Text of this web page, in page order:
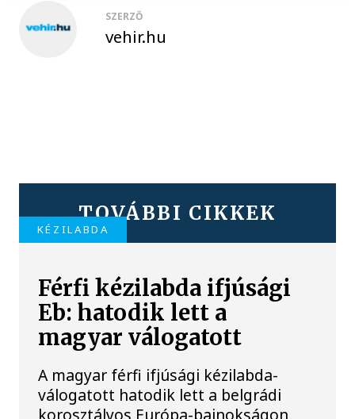
SZERZŐ
vehir.hu
TOVÁBBI CIKKEK
KÉZILABDA
Férfi kézilabda ifjúsági
Eb: hatodik lett a
magyar válogatott
A magyar férfi ifjúsági kézilabda-
válogatott hatodik lett a belgrádi
korosztályos Európa-bajnokságon,